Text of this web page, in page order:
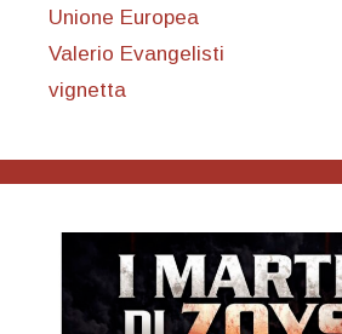
Unione Europea
Valerio Evangelisti
vignetta